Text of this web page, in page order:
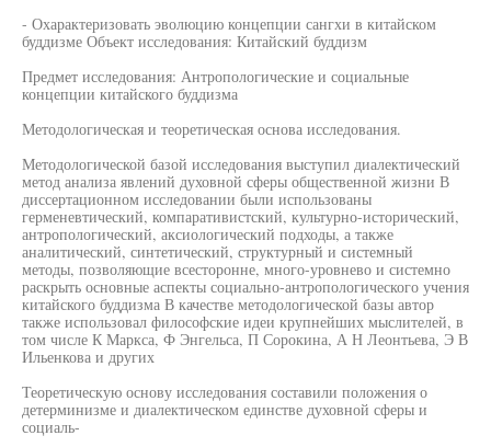
- Охарактеризовать эволюцию концепции сангхи в китайском
буддизме Объект исследования: Китайский буддизм
Предмет исследования: Антропологические и социальные
концепции китайского буддизма
Методологическая и теоретическая основа исследования.
Методологической базой исследования выступил диалектический
метод анализа явлений духовной сферы общественной жизни В
диссертационном исследовании были использованы
герменевтический, компаративистский, культурно-исторический,
антропологический, аксиологический подходы, а также
аналитический, синтетический, структурный и системный
методы, позволяющие всесторонне, много-уровнево и системно
раскрыть основные аспекты социально-антропологического учения
китайского буддизма В качестве методологической базы автор
также использовал философские идеи крупнейших мыслителей, в
том числе К Маркса, Ф Энгельса, П Сорокина, А Н Леонтьева, Э В
Ильенкова и других
Теоретическую основу исследования составили положения о
детерминизме и диалектическом единстве духовной сферы и
социаль-